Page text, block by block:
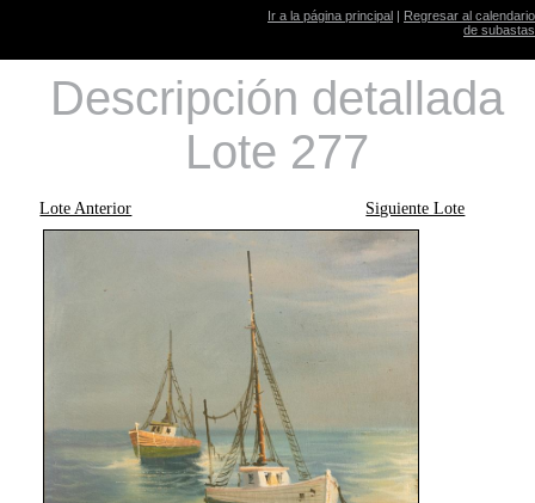
Ir a la página principal | Regresar al calendario
de subastas
Descripción detallada
Lote 277
Lote Anterior Siguiente Lote